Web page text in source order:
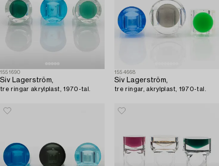
1551690
Siv Lagerström,
tre ringar akrylplast, 1970-tal.
1554668
Siv Lagerström,
tre ringar, akrylplast, 1970-tal.